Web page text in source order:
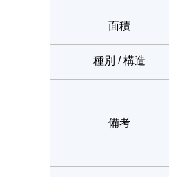
面積
種別 / 構造
備考